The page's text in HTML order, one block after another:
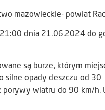
mazowieckie- powiat
dnia 21.06.2024 do
są burze, którym
silne opady deszczu od 30
porywy wiatru do 90 km/h.